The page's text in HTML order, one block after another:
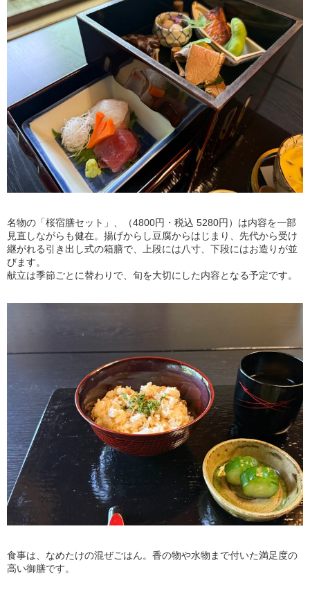
名物の「桜宿膳セット」、（4800円・税込 5280円）は内容を一部
見直しながらも健在。揚げからし豆腐からはじまり、先代から受け
継がれる引き出し式の箱膳で、上段には八寸、下段にはお造りが並
びます。
献立は季節ごとに替わりで、旬を大切にした内容となる予定です。
食事は、なめたけの混ぜごはん。香の物や水物まで付いた満足度の
高い御膳です。